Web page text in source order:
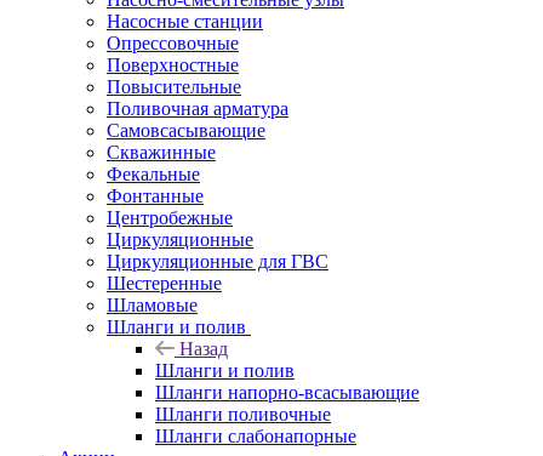
Насосные станции
Опрессовочные
Поверхностные
Повысительные
Поливочная арматура
Самовсасывающие
Скважинные
Фекальные
Фонтанные
Центробежные
Циркуляционные
Циркуляционные для ГВС
Шестеренные
Шламовые
Шланги и полив
Назад
Шланги и полив
Шланги напорно-всасывающие
Шланги поливочные
Шланги слабонапорные